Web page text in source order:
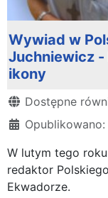
Wywiad w
Juchniewicz
ikony
Szczegóły
Dostępne
W lutym tego
redaktor
Ekwadorze.